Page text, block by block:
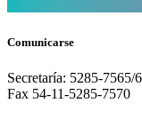
Comunicarse
Secretaría: 5285-7565/6
Fax 54-11-5285-7570